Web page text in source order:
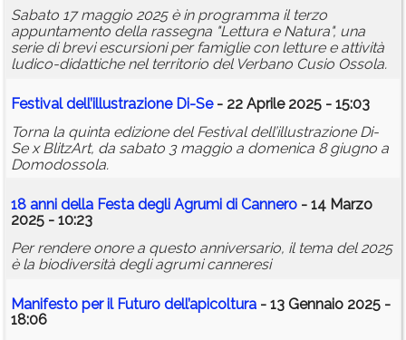
Sabato 17 maggio 2025 è in programma il terzo
appuntamento della rassegna "Lettura e Natura", una
serie di brevi escursioni per famiglie con letture e attività
ludico-didattiche nel territorio del Verbano Cusio Ossola.
Festival dell’illustrazione Di-Se- 22 Aprile 2025 - 15:03
Torna la quinta edizione del Festival dell’illustrazione Di-
Se x BlitzArt, da sabato 3 maggio a domenica 8 giugno a
Domodossola.
18 anni della Festa degli Agrumi di Cannero - 14 Marzo
2025 - 10:23
Per rendere onore a questo anniversario, il tema del 2025
è la biodiversità degli agrumi canneresi
Manifesto per il Futuro dell’apicoltura - 13 Gennaio 2025 -
18:06